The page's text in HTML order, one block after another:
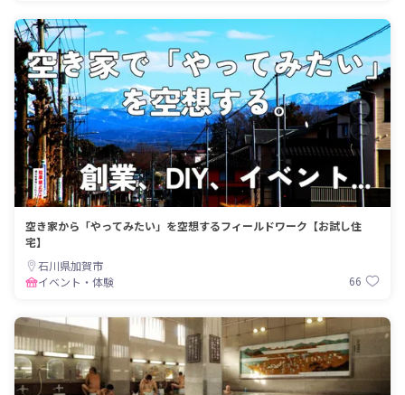
空き家から「やってみたい」を空想するフィールドワーク【お試し住
宅】
石川県加賀市
イベント・体験
66